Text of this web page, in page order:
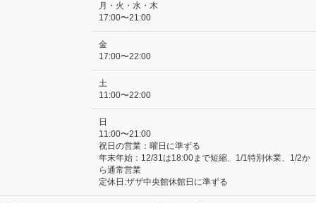
月・火・水・木
17:00〜21:00
金
17:00〜22:00
土
11:00〜22:00
日
11:00〜21:00
祝日の営業：曜日に準ずる
年末年始：12/31は18:00まで短縮、1/1特別休業、1/2か
ら通常営業
定休日:ザザ中央館休館日に準ずる